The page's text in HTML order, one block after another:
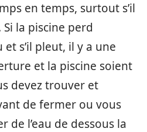
en temps, surtout s’il
la piscine perd
et s’il pleut, il y a une
et la piscine soient
devez trouver et
de fermer ou vous
de l’eau de dessous la